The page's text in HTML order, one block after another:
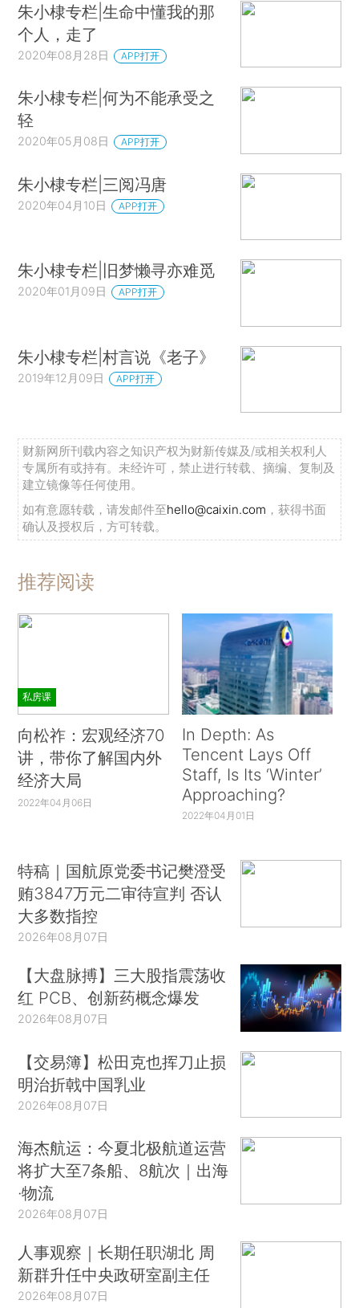
朱小棣专栏|生命中懂我的那
个人，走了
2020年08月28日 APP打开
朱小棣专栏|何为不能承受之
轻
2020年05月08日 APP打开
朱小棣专栏|三阅冯唐
2020年04月10日 APP打开
朱小棣专栏|旧梦懒寻亦难觅
2020年01月09日 APP打开
朱小棣专栏|村言说《老子》
2019年12月09日 APP打开
财新网所刊载内容之知识产权为财新传媒及/或相关权利人
专属所有或持有。未经许可，禁止进行转载、摘编、复制及
建立镜像等任何使用。
如有意愿转载，请发邮件至hello@caixin.com ，获得书面
确认及授权后，方可转载。
推荐阅读
私房课
向松祚：宏观经济70
讲，带你了解国内外
经济大局
2022年04月06日
In Depth: As
Tencent Lays Off
Staff, Is Its ‘Winter’
Approaching?
2022年04月01日
特稿｜国航原党委书记樊澄受
贿3847万元二审待宣判 否认
大多数指控
2026年08月07日
【大盘脉搏】三大股指震荡收
红 PCB、创新药概念爆发
2026年08月07日
【交易簿】松田克也挥刀止损
明治折戟中国乳业
2026年08月07日
海杰航运：今夏北极航道运营
将扩大至7条船、8航次｜出海
·物流
2026年08月07日
人事观察｜长期任职湖北 周
新群升任中央政研室副主任
2026年08月07日